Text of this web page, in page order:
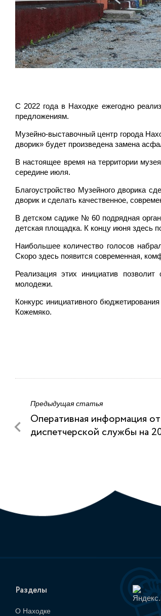
С 2022 года в Находке ежегодно
предложениям.
Музейно-выставочный центр города
дворик» будет произведена замена
В настоящее время на территории
середине июля.
Благоустройство Музейного дворика
дворик и сделать качественное,
В детском садике № 60 подрядная
детская площадка. К концу июня здесь
Наибольшее количество голосов
Скоро здесь появится современная,
Реализация этих инициатив
молодежи.
Конкурс инициативного
Кожемяко.
Предыдущая статья
Оперативная информация
диспетчерской службы на
Разделы
О Находке